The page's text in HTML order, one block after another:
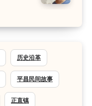
历史沿革
平昌民间故事
正直镇